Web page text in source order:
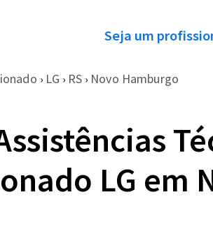
Seja um
› LG › RS › Novo Hamburgo
LG em